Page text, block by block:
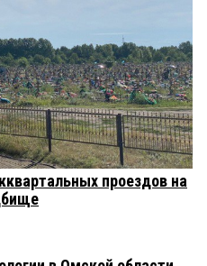
проездов на